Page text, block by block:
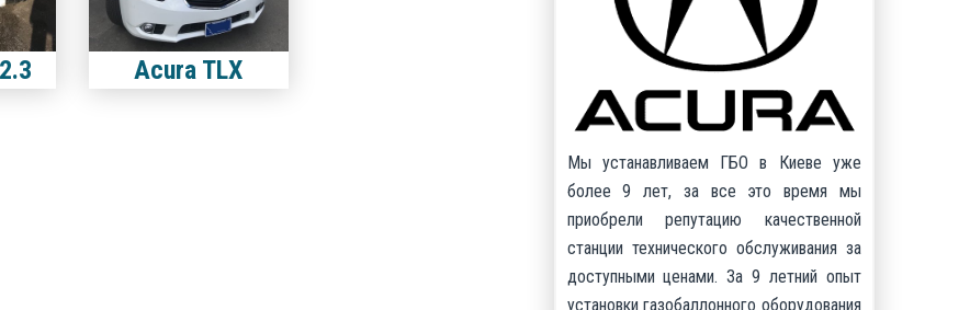
Acura TLX
Мы устанавливаем ГБО в Киеве уже
более 9 лет, за все это время мы
приобрели репутацию качественной
станции технического обслуживания за
доступными ценами. За 9 летний опыт
установки газобаллонного оборудования